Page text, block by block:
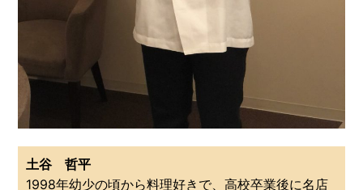
土谷 哲平
1998年幼少の頃から料理好きで、高校卒業後に名店